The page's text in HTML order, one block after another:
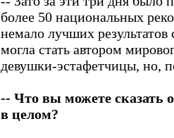
более 50 национальных
немало лучших результатов
могла стать автором
девушки-эстафетчицы, но,
-- Что вы можете сказать
в целом?